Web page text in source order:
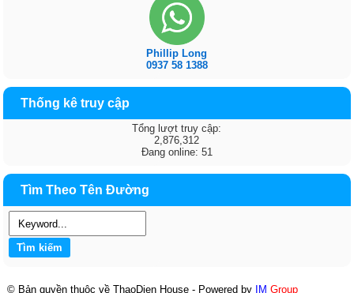
Phillip Long
0937 58 1388
Thống kê truy cập
Tổng lượt truy cập:
2,876,312
Đang online: 51
Tìm Theo Tên Đường
© Bản quyền thuộc về ThaoDien House - Powered by IM Group